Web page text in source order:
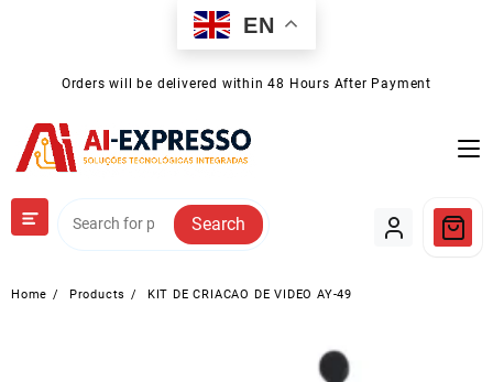
EN
Orders will be delivered within 48 Hours After Payment
Search
Home Products KIT DE CRIACAO DE VIDEO AY-49